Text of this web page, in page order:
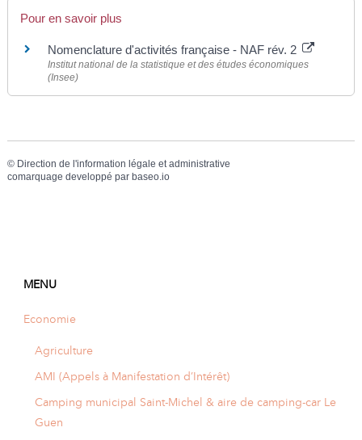
Pour en savoir plus
Nomenclature d'activités française - NAF rév. 2
Institut national de la statistique et des études économiques
(Insee)
© Direction de l'information légale et administrative
comarquage developpé par baseo.io
MENU
Economie
Agriculture
AMI (Appels à Manifestation d’Intérêt)
Camping municipal Saint-Michel & aire de camping-car Le
Guen